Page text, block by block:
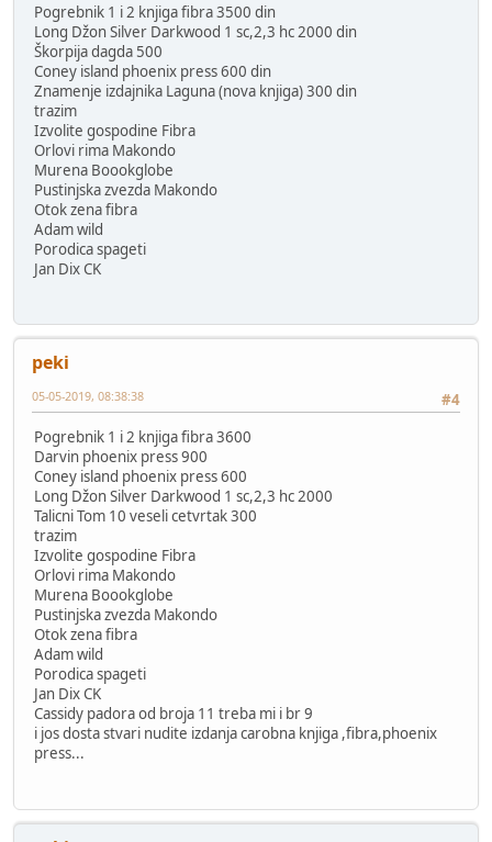
Pogrebnik 1 i 2 knjiga fibra 3500 din
Long Džon Silver Darkwood 1 sc,2,3 hc 2000 din
Škorpija dagda 500
Coney island phoenix press 600 din
Znamenje izdajnika Laguna (nova knjiga) 300 din
trazim
Izvolite gospodine Fibra
Orlovi rima Makondo
Murena Boookglobe
Pustinjska zvezda Makondo
Otok zena fibra
Adam wild
Porodica spageti
Jan Dix CK
peki
#4
05-05-2019, 08:38:38
Pogrebnik 1 i 2 knjiga fibra 3600
Darvin phoenix press 900
Coney island phoenix press 600
Long Džon Silver Darkwood 1 sc,2,3 hc 2000
Talicni Tom 10 veseli cetvrtak 300
trazim
Izvolite gospodine Fibra
Orlovi rima Makondo
Murena Boookglobe
Pustinjska zvezda Makondo
Otok zena fibra
Adam wild
Porodica spageti
Jan Dix CK
Cassidy padora od broja 11 treba mi i br 9
i jos dosta stvari nudite izdanja carobna knjiga ,fibra,phoenix
press...